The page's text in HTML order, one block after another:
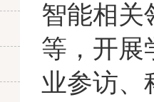
智能相关
等，开展
业参访、